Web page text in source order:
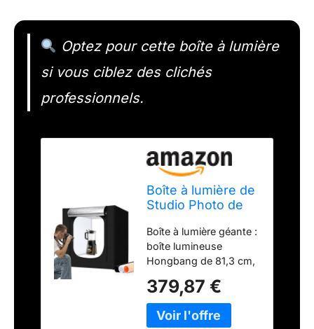
Optez pour cette boîte à lumière
si vous ciblez des clichés
professionnels.
Boîte à lumière de
Studio Photo de
pour
Photographie,
Grande boîte
Lumineuse à 410
Del avec 3
Panneaux
Lumineux à
Boîte à lumière géante :
boîte lumineuse
Hongbang de 81,3 cm,
prendre des photos
d'objets de différentes
tailles, parfaite pour la
379,87 €